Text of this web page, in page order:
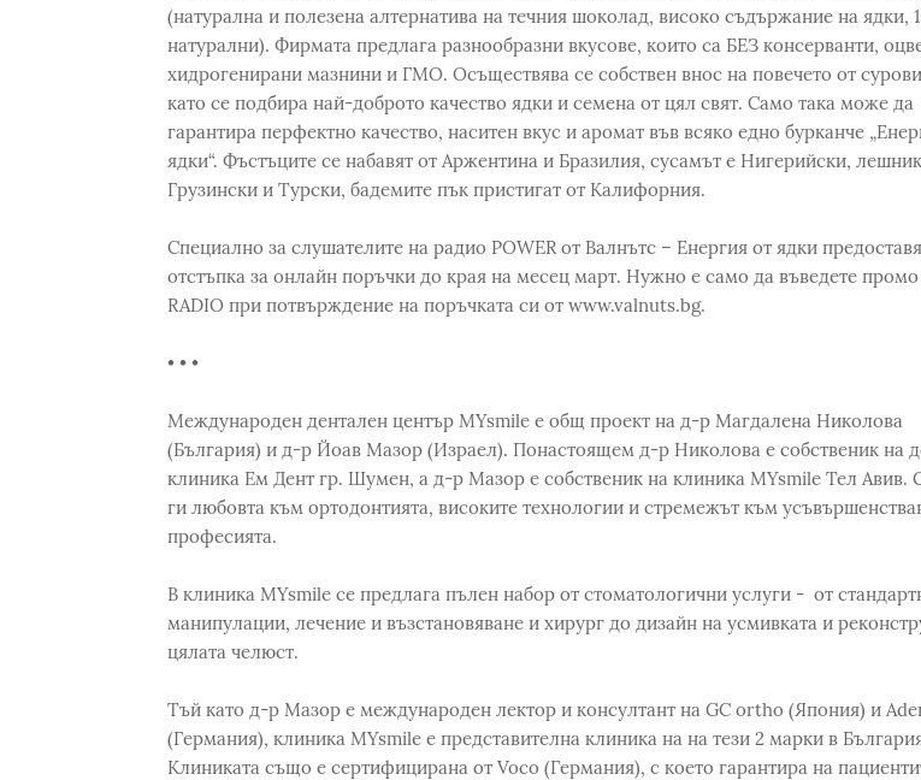
(натурална и полезена алтернатива на течния шоколад, високо съдържание на ядки,
натурални). Фирмата предлага разнообразни вкусове, които са БЕЗ консерванти,
хидрогенирани мазнини и ГМО. Осъществява се собствен внос на повечето от
като се подбира най-доброто качество ядки и семена от цял свят. Само така може да
гарантира перфектно качество, наситен вкус и аромат във всяко едно бурканче
ядки“. Фъстъците се набавят от Аржентина и Бразилия, сусамът е Нигерийски,
Грузински и Турски, бадемите пък пристигат от Калифорния.
Специално за слушателите на радио POWER от Валнътс – Енергия от ядки
отстъпка за онлайн поръчки до края на месец март. Нужно е само да въведете
RADIO при потвърждение на поръчката си от www.valnuts.bg.
• • •
Международен дентален център MYsmile е общ проект на д-р Магдалена Николова
(България) и д-р Йоав Мазор (Израел). Понастоящем д-р Николова е собственик на
клиника Ем Дент гр. Шумен, а д-р Мазор е собственик на клиника MYsmile Тел Авив.
ги любовта към ортодонтията, високите технологии и стремежът към
професията.
В клиника MYsmile се предлага пълен набор от стоматологични услуги - от
манипулации, лечение и възстановяване и хирург до дизайн на усмивката и
цялата челюст.
Тъй като д-р Мазор е международен лектор и консултант на GC ortho (Япония) и
(Германия), клиника MYsmile е представителна клиника на на тези 2 марки в
Клиниката също е сертифицирана от Voco (Германия), с което гарантира на